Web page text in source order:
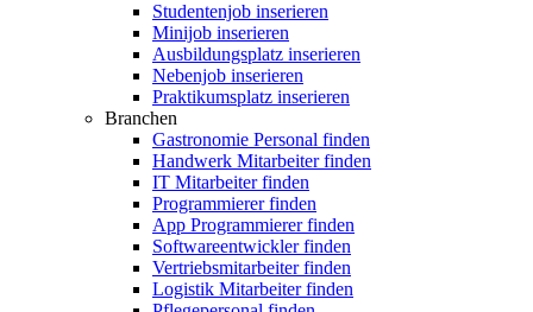
Studentenjob inserieren
Minijob inserieren
Ausbildungsplatz inserieren
Nebenjob inserieren
Praktikumsplatz inserieren
Branchen
Gastronomie Personal finden
Handwerk Mitarbeiter finden
IT Mitarbeiter finden
Programmierer finden
App Programmierer finden
Softwareentwickler finden
Vertriebsmitarbeiter finden
Logistik Mitarbeiter finden